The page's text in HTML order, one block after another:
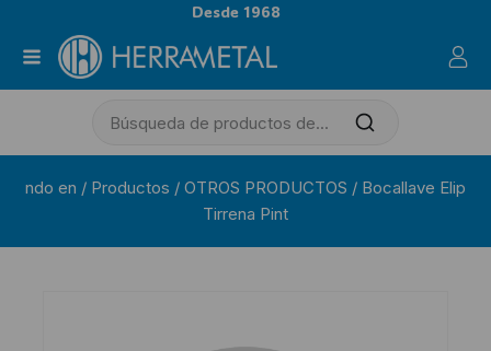
Desde 1968
ndo en / Productos / OTROS PRODUCTOS / Bocallave Elip
Tirrena Pint